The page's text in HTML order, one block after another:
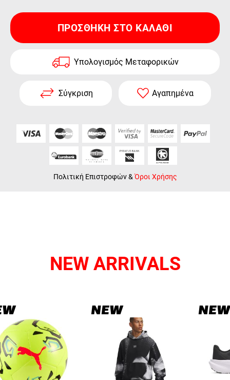
ΠΡΟΣΘΉΚΗ ΣΤΟ ΚΑΛΆΘΙ
Υπολογισμός Μεταφορικών
Σύγκριση Αγαπημένα
Πολιτική Επιστροφών& Όροι Χρήσης
NEW ARRIVALS
NEW NEW